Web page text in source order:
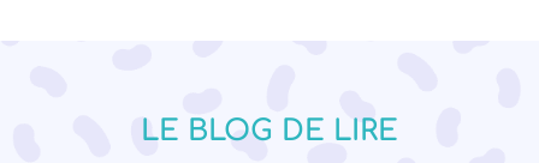
LE BLOG DE LIRE